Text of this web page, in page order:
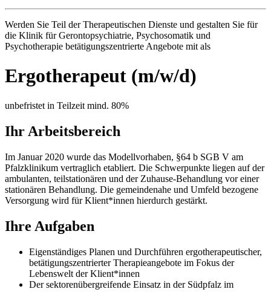
Werden Sie Teil der Therapeutischen Dienste und gestalten Sie für
die Klinik für Gerontopsychiatrie, Psychosomatik und
Psychotherapie betätigungszentrierte Angebote mit als
Ergotherapeut (m/w/d)
unbefristet in Teilzeit mind. 80%
Ihr Arbeitsbereich
Im Januar 2020 wurde das Modellvorhaben, §64 b SGB V am
Pfalzklinikum vertraglich etabliert. Die Schwerpunkte liegen auf der
ambulanten, teilstationären und der Zuhause-Behandlung vor einer
stationären Behandlung. Die gemeindenahe und Umfeld bezogene
Versorgung wird für Klient*innen hierdurch gestärkt.
Ihre Aufgaben
Eigenständiges Planen und Durchführen ergotherapeutischer,
betätigungszentrierter Therapieangebote im Fokus der
Lebenswelt der Klient*innen
Der sektorenübergreifende Einsatz in der Südpfalz im